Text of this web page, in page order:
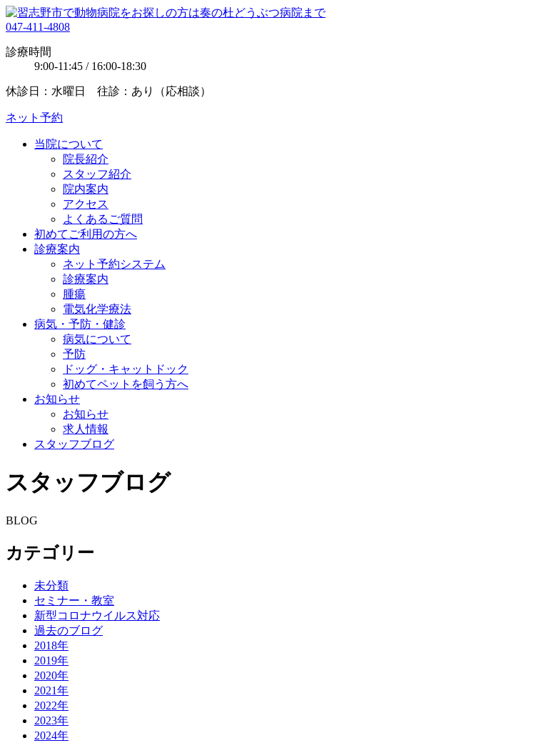
047-411-4808
診療時間
9:00-11:45 / 16:00-18:30
休診日：水曜日 往診：あり（応相談）
ネット予約
当院について
院長紹介
スタッフ紹介
院内案内
アクセス
よくあるご質問
初めてご利用の方へ
診療案内
ネット予約システム
診療案内
腫瘍
電気化学療法
病気・予防・健診
病気について
予防
ドッグ・キャットドック
初めてペットを飼う方へ
お知らせ
お知らせ
求人情報
スタッフブログ
スタッフブログ
BLOG
カテゴリー
未分類
セミナー・教室
新型コロナウイルス対応
過去のブログ
2018年
2019年
2020年
2021年
2022年
2023年
2024年